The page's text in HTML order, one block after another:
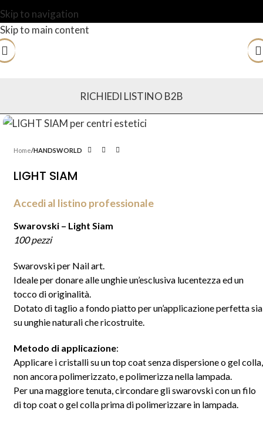
Skip to navigation
Skip to main content
RICHIEDI LISTINO B2B
Home HANDSWORLD
LIGHT SIAM
Accedi al listino professionale
Swarovski – Light Siam
100 pezzi
Swarovski per Nail art.
Ideale per donare alle unghie un’esclusiva lucentezza ed un
tocco di originalità.
Dotato di taglio a fondo piatto per un’applicazione perfetta sia
su unghie naturali che ricostruite.
Metodo di applicazione:
Applicare i cristalli su un top coat senza dispersione o gel colla,
non ancora polimerizzato, e polimerizza nella lampada.
Per una maggiore tenuta, circondare gli swarovski con un filo
di top coat o gel colla prima di polimerizzare in lampada.